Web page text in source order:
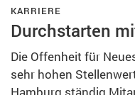
KARRIERE
Durchstarten
Die Offenheit für
sehr hohen